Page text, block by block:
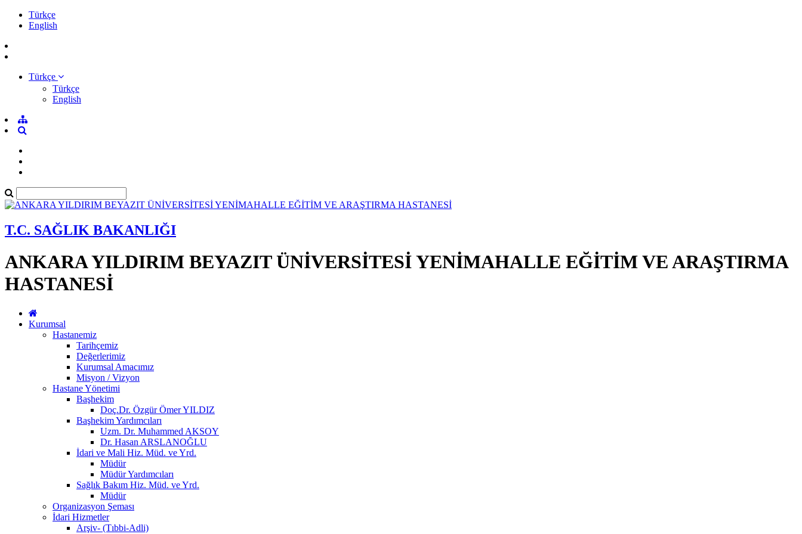
Türkçe
English
Türkçe
Türkçe
English
T.C. SAĞLIK BAKANLIĞI
ANKARA YILDIRIM BEYAZIT ÜNİVERSİTESİ YENİMAHALLE EĞİTİM VE ARAŞTIRMA
HASTANESİ
Kurumsal
Hastanemiz
Tarihçemiz
Değerlerimiz
Kurumsal Amacımız
Misyon / Vizyon
Hastane Yönetimi
Başhekim
Doç.Dr. Özgür Ömer YILDIZ
Başhekim Yardımcıları
Uzm. Dr. Muhammed AKSOY
Dr. Hasan ARSLANOĞLU
İdari ve Mali Hiz. Müd. ve Yrd.
Müdür
Müdür Yardımcıları
Sağlık Bakım Hiz. Müd. ve Yrd.
Müdür
Organizasyon Şeması
İdari Hizmetler
Arşiv- (Tıbbi-Adli)